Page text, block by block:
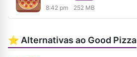
8:42 pm
252 MB
⭐ Alternativas ao Good Pizza